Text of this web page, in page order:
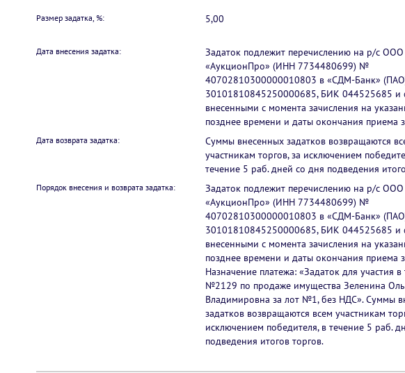
Размер задатка, %: 5,00
Дата внесения задатка:
Задаток подлежит перечислению на р/с ООО
«АукционПро» (ИНН 7734480699) №
40702810300000010803 в «СДМ-Банк»
30101810845250000685, БИК 044525685 и
внесенными с момента зачисления на
позднее времени и даты окончания приема
Дата возврата задатка:
Суммы внесенных задатков возвращаются
участникам торгов, за исключением
течение 5 раб. дней со дня подведения
Порядок внесения и возврата задатка:
Задаток подлежит перечислению на р/с ООО
«АукционПро» (ИНН 7734480699) №
40702810300000010803 в «СДМ-Банк»
30101810845250000685, БИК 044525685 и
внесенными с момента зачисления на
позднее времени и даты окончания приема
Назначение платежа: «Задаток для участия в
№2129 по продаже имущества Зеленина
Владимировна за лот №1, без НДС». Суммы
задатков возвращаются всем участникам
исключением победителя, в течение 5 раб.
подведения итогов торгов.